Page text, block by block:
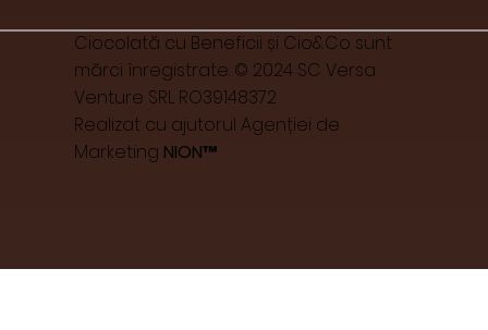
Ciocolată cu Beneficii și Cio&Co sunt
mărci înregistrate. © 2024 SC Versa
Venture SRL RO39148372
Realizat cu ajutorul Agenției de
Marketing NION™